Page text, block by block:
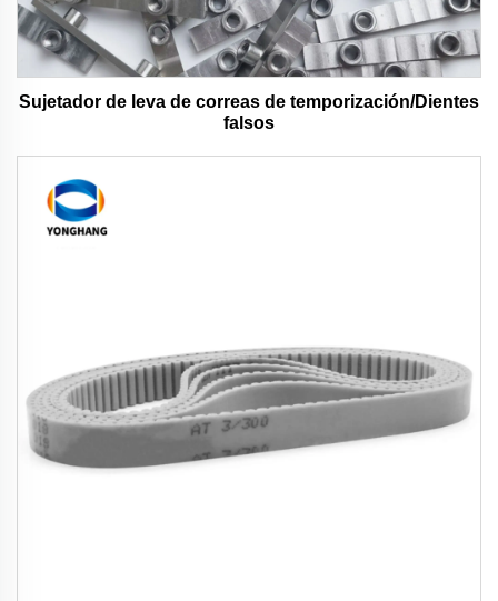
Sujetador de leva de correas de temporización/Dientes
falsos